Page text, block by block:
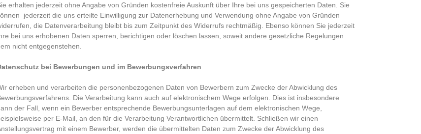
erhalten jederzeit ohne Angabe von Gründen kostenfreie Auskunft über Ihre bei uns gespeicherten Daten. Sie
jederzeit die uns erteilte Einwilligung zur Datenerhebung und Verwendung ohne Angabe von Gründen
die Datenverarbeitung bleibt bis zum Zeitpunkt des Widerrufs rechtmäßig. Ebenso können Sie jederzeit
bei uns erhobenen Daten sperren, berichtigen oder löschen lassen, soweit andere gesetzliche Regelungen
nicht entgegenstehen.
bei Bewerbungen und im Bewerbungsverfahren
erheben und verarbeiten die personenbezogenen Daten von Bewerbern zum Zwecke der Abwicklung des
Die Verarbeitung kann auch auf elektronischem Wege erfolgen. Dies ist insbesondere
der Fall, wenn ein Bewerber entsprechende Bewerbungsunterlagen auf dem elektronischen Wege,
per E-Mail, an den für die Verarbeitung Verantwortlichen übermittelt. Schließen wir einen
mit einem Bewerber, werden die übermittelten Daten zum Zwecke der Abwicklung des